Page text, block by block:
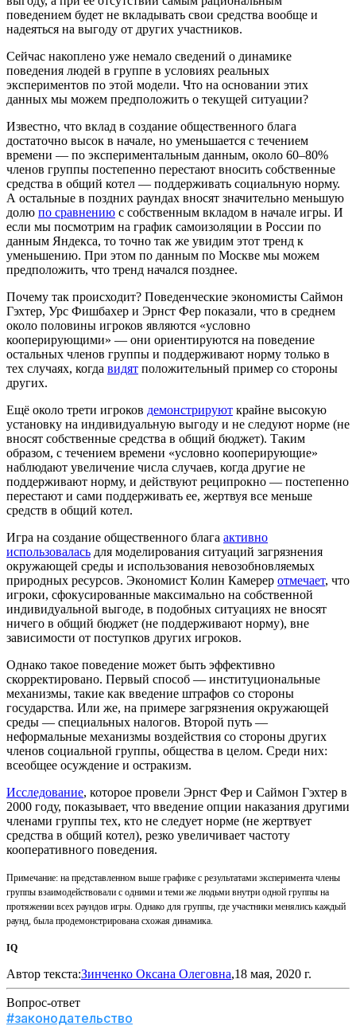
поведением будет не вкладывать свои средства вообще и
надеяться на выгоду от других участников.
Сейчас накоплено уже немало сведений о динамике
поведения людей в группе в условиях реальных
экспериментов по этой модели. Что на основании этих
данных мы можем предположить о текущей ситуации?
Известно, что вклад в создание общественного блага
достаточно высок в начале, но уменьшается с течением
времени — по экспериментальным данным, около 60–80%
членов группы постепенно перестают вносить собственные
средства в общий котел — поддерживать социальную норму.
А остальные в поздних раундах вносят значительно меньшую
долю по сравнению с собственным вкладом в начале игры. И
если мы посмотрим на график самоизоляции в России по
данным Яндекса, то точно так же увидим этот тренд к
уменьшению. При этом по данным по Москве мы можем
предположить, что тренд начался позднее.
Почему так происходит? Поведенческие экономисты Саймон
Гэхтер, Урс Фишбахер и Эрнст Фер показали, что в среднем
около половины игроков являются «условно
кооперирующими» — они ориентируются на поведение
остальных членов группы и поддерживают норму только в
тех случаях, когда видят положительный пример со стороны
других.
Ещё около трети игроков демонстрируют крайне высокую
установку на индивидуальную выгоду и не следуют норме (не
вносят собственные средства в общий бюджет). Таким
образом, с течением времени «условно кооперирующие»
наблюдают увеличение числа случаев, когда другие не
поддерживают норму, и действуют реципрокно — постепенно
перестают и сами поддерживать ее, жертвуя все меньше
средств в общий котел.
Игра на создание общественного блага активно
использовалась для моделирования ситуаций загрязнения
окружающей среды и использования невозобновляемых
природных ресурсов. Экономист Колин Камерер отмечает, что
игроки, сфокусированные максимально на собственной
индивидуальной выгоде, в подобных ситуациях не вносят
ничего в общий бюджет (не поддерживают норму), вне
зависимости от поступков других игроков.
Однако такое поведение может быть эффективно
скорректировано. Первый способ — институциональные
механизмы, такие как введение штрафов со стороны
государства. Или же, на примере загрязнения окружающей
среды — специальных налогов. Второй путь —
неформальные механизмы воздействия со стороны других
членов социальной группы, общества в целом. Среди них:
всеобщее осуждение и остракизм.
Исследование, которое провели Эрнст Фер и Саймон Гэхтер в
2000 году, показывает, что введение опции наказания другими
членами группы тех, кто не следует норме (не жертвует
средства в общий котел), резко увеличивает частоту
кооперативного поведения.
Примечание: на представленном выше графике с результатами эксперимента члены
группы взаимодействовали с одними и теми же людьми внутри одной группы на
протяжении всех раундов игры. Однако для группы, где участники менялись каждый
раунд, была продемонстрирована схожая динамика.
IQ
Автор текста:Зинченко Оксана Олеговна,18 мая, 2020 г.
Вопрос-ответ
#законодательство